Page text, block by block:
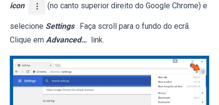
icon (no canto superior direito do Google Chrome) e
selecione Settings . Faça scroll para o fundo do ecrã.
Clique em Advanced… link.